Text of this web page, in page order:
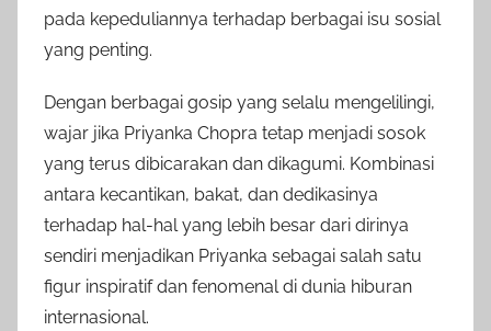
pada kepeduliannya terhadap berbagai isu sosial
yang penting.
Dengan berbagai gosip yang selalu mengelilingi,
wajar jika Priyanka Chopra tetap menjadi sosok
yang terus dibicarakan dan dikagumi. Kombinasi
antara kecantikan, bakat, dan dedikasinya
terhadap hal-hal yang lebih besar dari dirinya
sendiri menjadikan Priyanka sebagai salah satu
figur inspiratif dan fenomenal di dunia hiburan
internasional.